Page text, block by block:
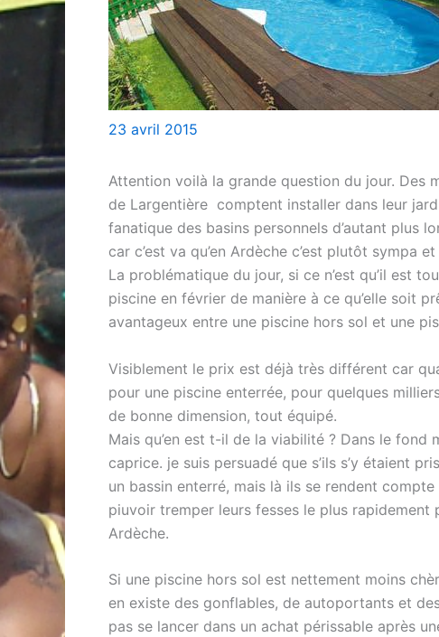
23 avril 2015
Attention voilà la grande question du jour. Des
de Largentière comptent installer dans leur
fanatique des basins personnels d’autant plus
car c’est va qu’en Ardèche c’est plutôt sympa
La problématique du jour, si ce n’est qu’il est
piscine en février de manière à ce qu’elle soit
avantageux entre une piscine hors sol et une
Visiblement le prix est déjà très différent car
pour une piscine enterrée, pour quelques
de bonne dimension, tout équipé.
Mais qu’en est t-il de la viabilité ? Dans le
caprice. je suis persuadé que s’ils s’y étaient
un bassin enterré, mais là ils se rendent
piuvoir tremper leurs fesses le plus
Ardèche.
Si une piscine hors sol est nettement moins
en existe des gonflables, de autoportants et
pas se lancer dans un achat périssable après